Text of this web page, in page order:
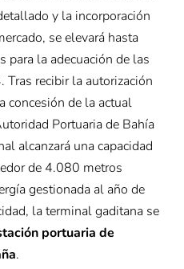
y la incorporación
se elevará hasta
para la adecuación de las
recibir la autorización
concesión de la actual
Portuaria de Bahía
alcanzará una capacidad
de 4.080 metros
gestionada al año de
la terminal gaditana se
portuaria de
.